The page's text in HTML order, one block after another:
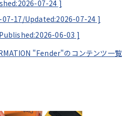
07-24 ]
07-17/Updated:2026-07-24 ]
Published:2026-06-03 ]
"Fender"のコンテンツ一覧